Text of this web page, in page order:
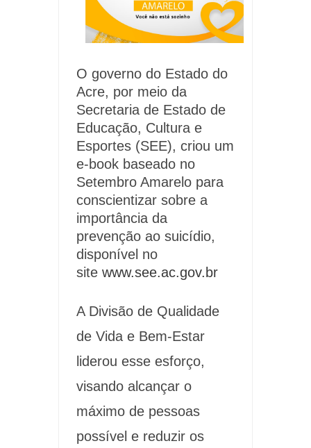
O governo do Estado do
Acre, por meio da
Secretaria de Estado de
Educação, Cultura e
Esportes (SEE), criou um
e-book baseado no
Setembro Amarelo para
conscientizar sobre a
importância da
prevenção ao suicídio,
disponível no
site www.see.ac.gov.br
A Divisão de Qualidade
de Vida e Bem-Estar
liderou esse esforço,
visando alcançar o
máximo de pessoas
possível e reduzir os